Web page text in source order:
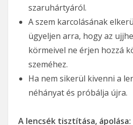
szaruhártyáról.
A szem karcolásának
ügyeljen arra, hogy az
körmeivel ne érjen hozzá
szeméhez.
Ha nem sikerül kivenni a
néhányat és próbálja újra.
A lencsék tisztítása, ápolása: